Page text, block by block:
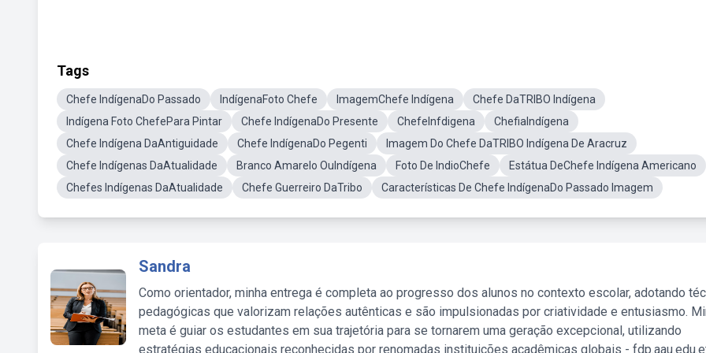
Tags
Chefe IndígenaDo Passado IndígenaFoto Chefe ImagemChefe Indígena
Chefe DaTRIBO Indígena
Indígena Foto ChefePara Pintar
Chefe IndígenaDo Presente ChefeInfdigena
ChefiaIndígena
Chefe Indígena DaAntiguidade
Chefe IndígenaDo Pegenti
Imagem Do Chefe DaTRIBO Indígena De Aracruz
Chefe Indígenas DaAtualidade
Branco Amarelo OuIndígena Foto De IndioChefe
Estátua DeChefe Indígena Americano
Chefes Indígenas DaAtualidade
Chefe Guerreiro DaTribo Características De Chefe IndígenaDo Passado Imagem
Sandra
Como orientador, minha entrega é completa ao progresso dos alunos no contexto escolar, adotando
pedagógicas que valorizam relações autênticas e são impulsionadas por criatividade e entusiasmo.
meta é guiar os estudantes em sua trajetória para se tornarem uma geração excepcional, utilizando
estratégias educacionais reconhecidas por renomadas instituições acadêmicas globais -